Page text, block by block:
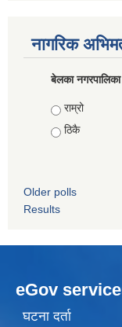
नागरिक
बेलका
Choices
राम्रो
ठिकै
Older polls
Results
eGov
घटना दर्ता